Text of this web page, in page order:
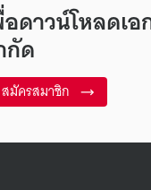
อดาวน์โหลดเอ
กัด
สมัครสมาชิก